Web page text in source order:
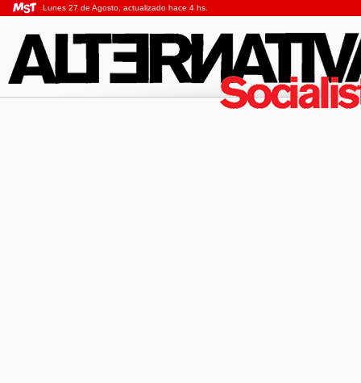
Lunes 27 de Agosto, actualizado hace 4 hs.